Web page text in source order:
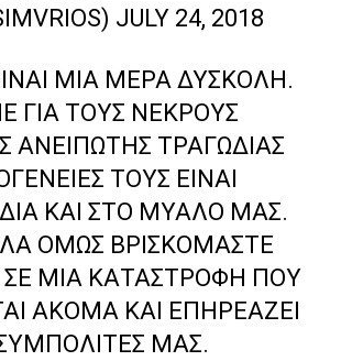
JULY 24, 2018
ΜΙΑ ΜΈΡΑ ΔΎΣΚΟΛΗ.
ΓΙΑ ΤΟΥΣ ΝΕΚΡΟΎΣ
ΑΝΕΊΠΩΤΗΣ ΤΡΑΓΩΔΊΑΣ
ΤΟΥΣ ΕΊΝΑΙ
ΚΑΙ ΣΤΟ ΜΥΑΛΌ ΜΑΣ.
ΌΜΩΣ ΒΡΙΣΚΌΜΑΣΤΕ
ΜΙΑ ΚΑΤΑΣΤΡΟΦΉ ΠΟΥ
ΑΚΌΜΑ ΚΑΙ ΕΠΗΡΕΆΖΕΙ
ΜΑΣ.